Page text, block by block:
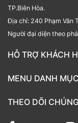
TP.Biên Hòa.
Địa chỉ: 240 Phạm Văn
Người đại diện theo
HỖ TRỢ KHÁCH
TRÁI CÂY NHẬP
MENU DANH
Bánh kẹo
THEO DÕI